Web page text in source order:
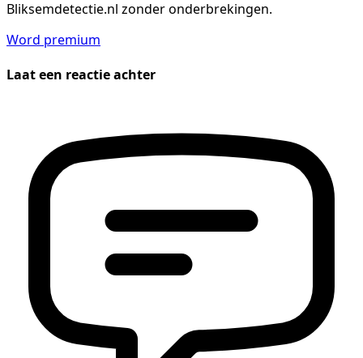
Bliksemdetectie.nl zonder onderbrekingen.
Word premium
Laat een reactie achter